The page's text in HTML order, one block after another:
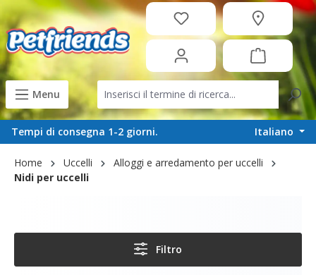
content
Menu
Tempi di consegna 1-2 giorni. Italiano
Home Uccelli
Alloggi e arredamento per uccelli
Nidi per uccelli
Filtro